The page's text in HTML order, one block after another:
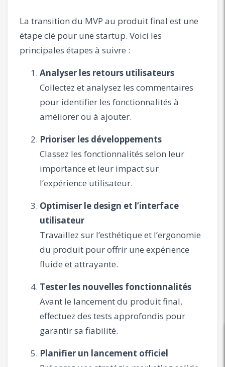
La transition du MVP au produit final est une
étape clé pour une startup. Voici les
principales étapes à suivre :
Analyser les retours utilisateurs
Collectez et analysez les commentaires
pour identifier les fonctionnalités à
améliorer ou à ajouter.
Prioriser les développements
Classez les fonctionnalités selon leur
importance et leur impact sur
l’expérience utilisateur.
Optimiser le design et l’interface
utilisateur
Travaillez sur l’esthétique et l’ergonomie
du produit pour offrir une expérience
fluide et attrayante.
Tester les nouvelles fonctionnalités
Avant le lancement du produit final,
effectuez des tests approfondis pour
garantir sa fiabilité.
Planifier un lancement officiel